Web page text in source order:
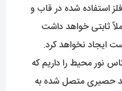
استفاده شده در قاب و
ثابتی خواهد داشت
ایجاد نخواهد کرد.
نور محیط را داریم که
حصیری متصل شده به